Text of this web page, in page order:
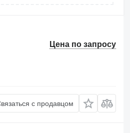
Цена по запросу
с продавцом